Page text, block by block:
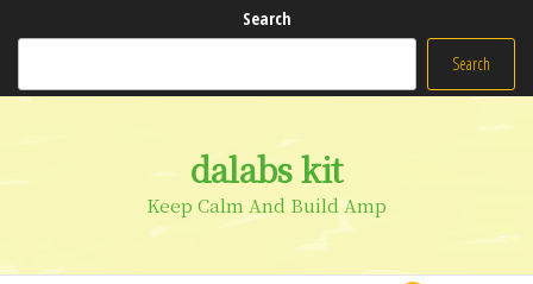
Search
Search
dalabs kit
Keep Calm And Build Amp